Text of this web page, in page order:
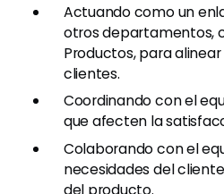
Actuando como un
otros departamentos,
Productos, para
clientes.
Coordinando con el
que afecten la
Colaborando con el
necesidades del